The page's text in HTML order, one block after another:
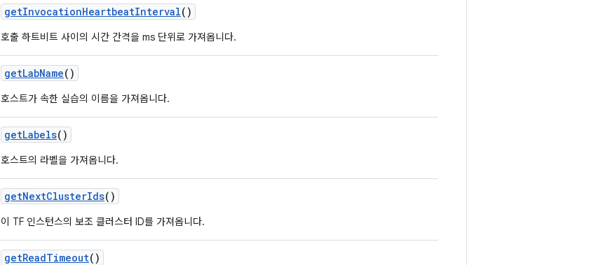
getInvocationHeartbeatInterval()
호출 하트비트 사이의 시간 간격을 ms 단위로 가져옵니다.
getLabName()
호스트가 속한 실습의 이름을 가져옵니다.
getLabels()
호스트의 라벨을 가져옵니다.
getNextClusterIds()
이 TF 인스턴스의 보조 클러스터 ID를 가져옵니다.
getReadTimeout()